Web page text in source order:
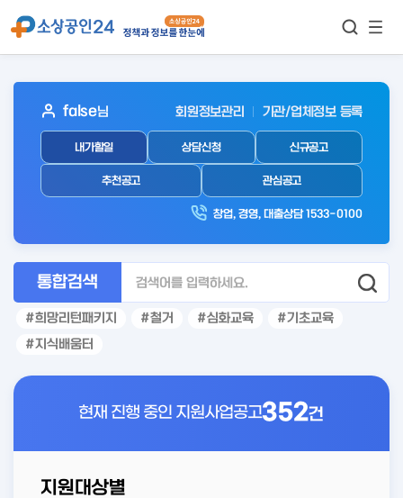
보기
아
웃
로
인
false님 회원정보관리 기관/업체정보 등록
내가할일 상담신청 신규공고
추천공고 관심공고
창업, 경영, 대출상담 1533-0100
통합검색
희망리턴패키지 철거 심화교육
기초교육
지식배움터
현재 진행 중인 지원사업공고352건
지원대상별